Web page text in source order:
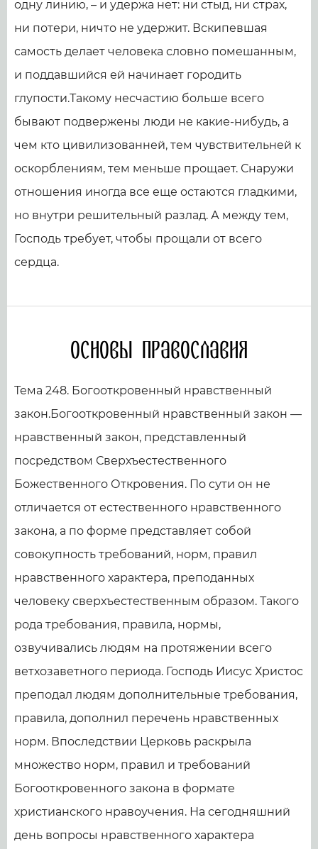
одну линию, – и удержа нет: ни стыд, ни страх,
ни потери, ничто не удержит. Вскипевшая
самость делает человека словно помешанным,
и поддавшийся ей начинает городить
глупости.Такому несчастию больше всего
бывают подвержены люди не какие-нибудь, а
чем кто цивилизованней, тем чувствительней к
оскорблениям, тем меньше прощает. Снаружи
отношения иногда все еще остаются гладкими,
но внутри решительный разлад. А между тем,
Господь требует, чтобы прощали от всего
сердца.
Основы православия
Тема 248. Богооткровенный нравственный
закон.Богооткровенный нравственный закон —
нравственный закон, представленный
посредством Сверхъестественного
Божественного Откровения. По сути он не
отличается от естественного нравственного
закона, а по форме представляет собой
совокупность требований, норм, правил
нравственного характера, преподанных
человеку сверхъестественным образом. Такого
рода требования, правила, нормы,
озвучивались людям на протяжении всего
ветхозаветного периода. Господь Иисус Христос
преподал людям дополнительные требования,
правила, дополнил перечень нравственных
норм. Впоследствии Церковь раскрыла
множество норм, правил и требований
Богооткровенного закона в формате
христианского нравоучения. На сегодняшний
день вопросы нравственного характера